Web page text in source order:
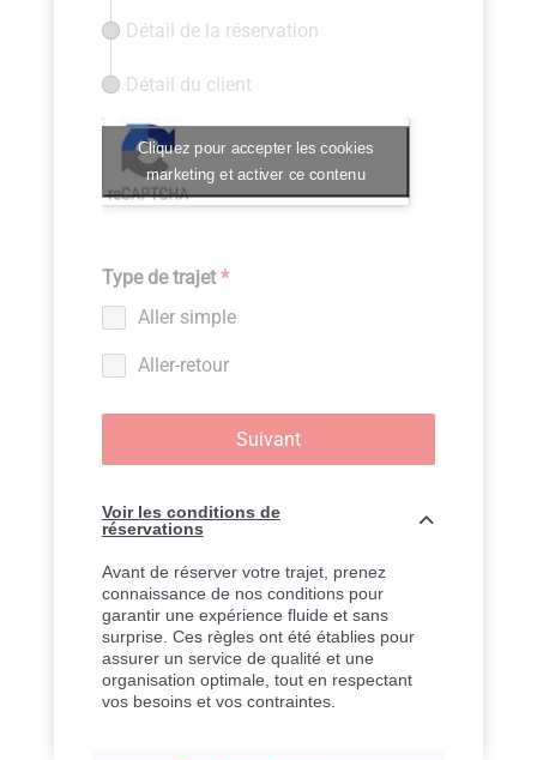
Détail de la réservation
Détail du client
Cliquez pour accepter les cookies
marketing et activer ce contenu
Type de trajet*
Aller simple
Aller-retour
Suivant
Voir les conditions de
réservations
Avant de réserver votre trajet, prenez
connaissance de nos conditions pour
garantir une expérience fluide et sans
surprise. Ces règles ont été établies pour
assurer un service de qualité et une
organisation optimale, tout en respectant
vos besoins et vos contraintes.